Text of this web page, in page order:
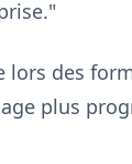
lors des
plus